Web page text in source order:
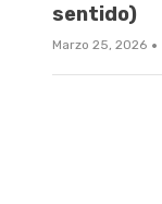
sentido)
Marzo 25, 2026 ·